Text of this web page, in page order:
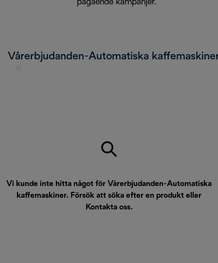
pågående kampanjer.
Vårerbjudanden-Automatiska
Vi kunde inte hitta något för Vårerbjudanden-Automatiska
kaffemaskiner. Försök att söka efter en produkt eller
Kontakta oss.